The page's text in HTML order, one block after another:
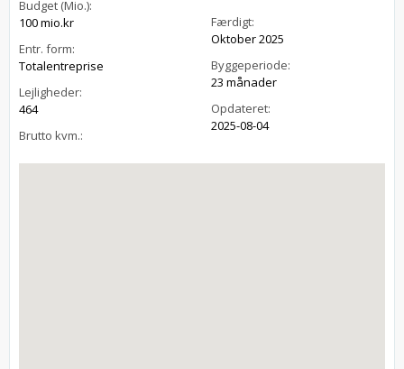
Budget (Mio.):
100 mio.kr
Entr. form:
Totalentreprise
Lejligheder:
464
Brutto kvm.:
Færdigt:
Oktober 2025
Byggeperiode:
23 månader
Opdateret:
2025-08-04